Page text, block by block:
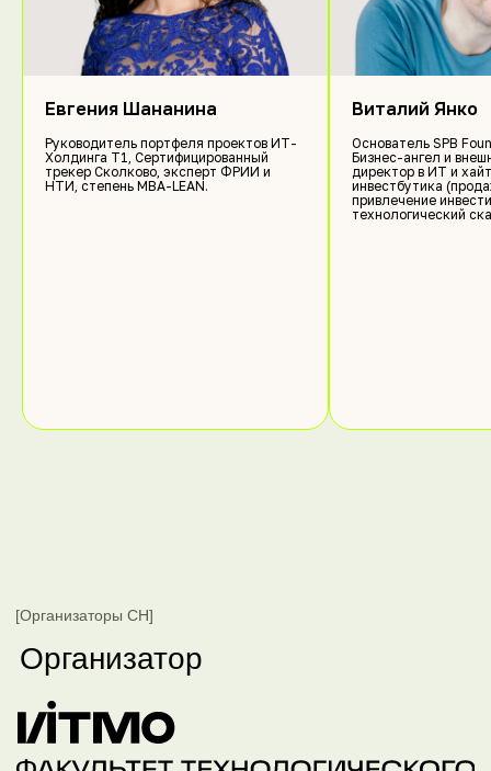
Евгения Шананина
Руководитель портфеля проектов ИТ-
Холдинга Т1, Сертифицированный
трекер Сколково, эксперт ФРИИ и
НТИ, степень MBA-LEAN.
Виталий Янко
Основатель SPB
Бизнес-ангел и
директор в ИТ и
инвестбутика
привлечение
технологический